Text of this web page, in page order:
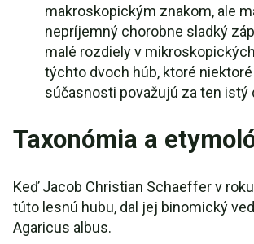
makroskopickým znakom, ale
nepríjemný chorobne sladký
malé rozdiely v
týchto dvoch húb, ktoré
súčasnosti považujú za ten istý
Taxonómia a
Keď Jacob Christian Schaeffer v
túto lesnú hubu, dal jej binomický
Agaricus albus.